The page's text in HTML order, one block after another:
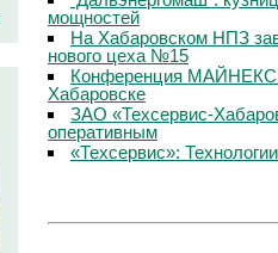
мощностей
На Хабаровском НПЗ
нового цеха №15
Конференция МАЙНЕКС
Хабаровске
ЗАО «Техсервис-
оперативным
«Техсервис»: